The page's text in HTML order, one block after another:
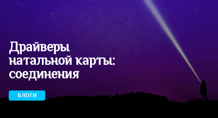
Драйверы
натальной карты:
соединения
БЛОГИ